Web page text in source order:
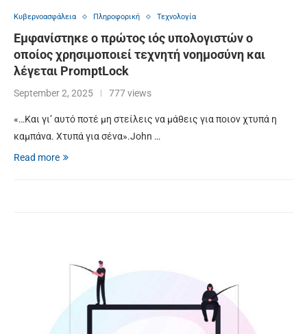
Κυβερνοασφάλεια Πληροφορική Τεχνολογία
Εμφανίστηκε ο πρώτος ιός υπολογιστών ο
οποίος χρησιμοποιεί τεχνητή νοημοσύνη και
λέγεται PromptLock
September 2, 2025 777 views
«…Και γι’ αυτό ποτέ μη στείλεις να μάθεις για ποιον χτυπά η
καμπάνα. Χτυπά για σένα».John …
Read more